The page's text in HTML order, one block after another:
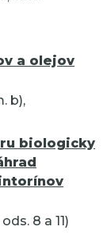
a olejov
b),
biologicky
8 a 11)